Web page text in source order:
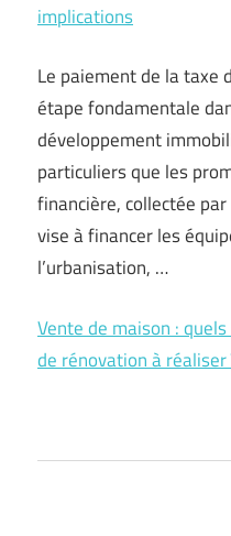
implications
Le paiement de la taxe
étape fondamentale
développement
particuliers que les
financière, collectée
vise à financer les
l’urbanisation, …
Vente de maison :
de rénovation à réaliser